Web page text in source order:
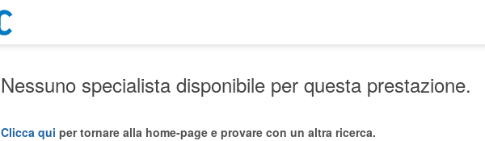
Nessuno specialista disponibile per questa prestazione.
Clicca qui per tornare alla home-page e provare con un altra ricerca.